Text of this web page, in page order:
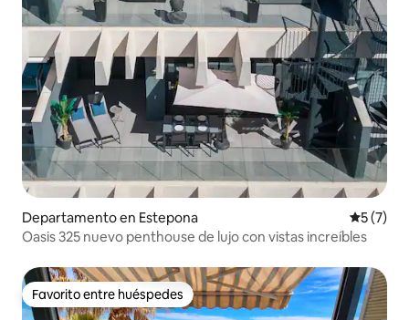
Departamento en Estepona
5 (7)
Oasis 325 nuevo penthouse de lujo con vistas increíbles
Favorito entre huéspedes
Favorito entre huéspedes